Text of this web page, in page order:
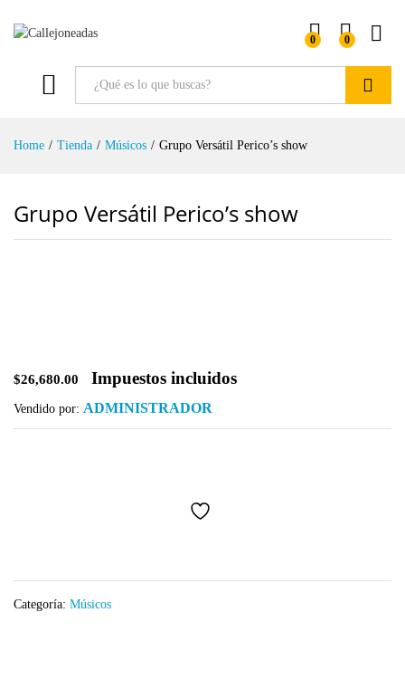
0 0
Home / Tienda / Músicos / Grupo Versátil Perico’s show
Grupo Versátil Perico’s show
$26,680.00 Impuestos incluidos
Vendido por: ADMINISTRADOR
Categoría: Músicos